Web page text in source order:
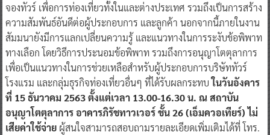
จองทัวร์ เพื่อการท่องเที่ยวทั้งในและต่างประเทศ รวมถึงเป็นการสร้าง
ความสัมพันธ์อันดีต่อผู้ประกอบการ และลูกค้า นอกจากนี้ภายในงาน
สัมมนายังมีการแลกเปลี่ยนความรู้ และแนวทางในการระงับข้อพิพาท
ทางเลือก โดยวิธีการประนอมข้อพิพาท รวมถึงการอนุญาโตตุลาการ
เพื่อเป็นแนวทางในการช่วยเหลือสำหรับผู้ประกอบการบริษัททัวร์
โรงแรม และกลุ่มธุรกิจท่องเที่ยวอื่นๆ ที่ได้รับผลกระทบในวันอังคาร
ที่ 15 ธันวาคม 2563 ตั้งแต่เวลา 13.00-16.30 น. ณ สถาบัน
อนุญาโตตุลาการ อาคารภิรัชทาวเวอร์ ชั้น 26 (เอ็มควอเทียร์) ไม่
เสียค่าใช้จ่าย ผู้สนใจสามารถสอบถามรายละเอียดเพิ่มเติมได้ที่ โทร.